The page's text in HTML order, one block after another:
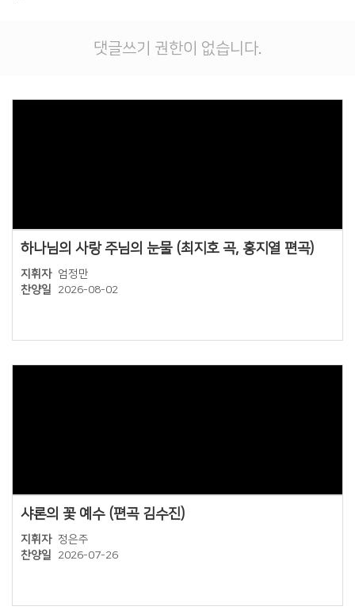
댓글쓰기 권한이 없습니다.
하나님의 사랑 주님의 눈물 (최지호 곡, 홍지열 편곡)
지휘자 엄정만
찬양일
2026-08-02
샤론의 꽃 예수 (편곡 김수진)
지휘자 정은주
찬양일
2026-07-26